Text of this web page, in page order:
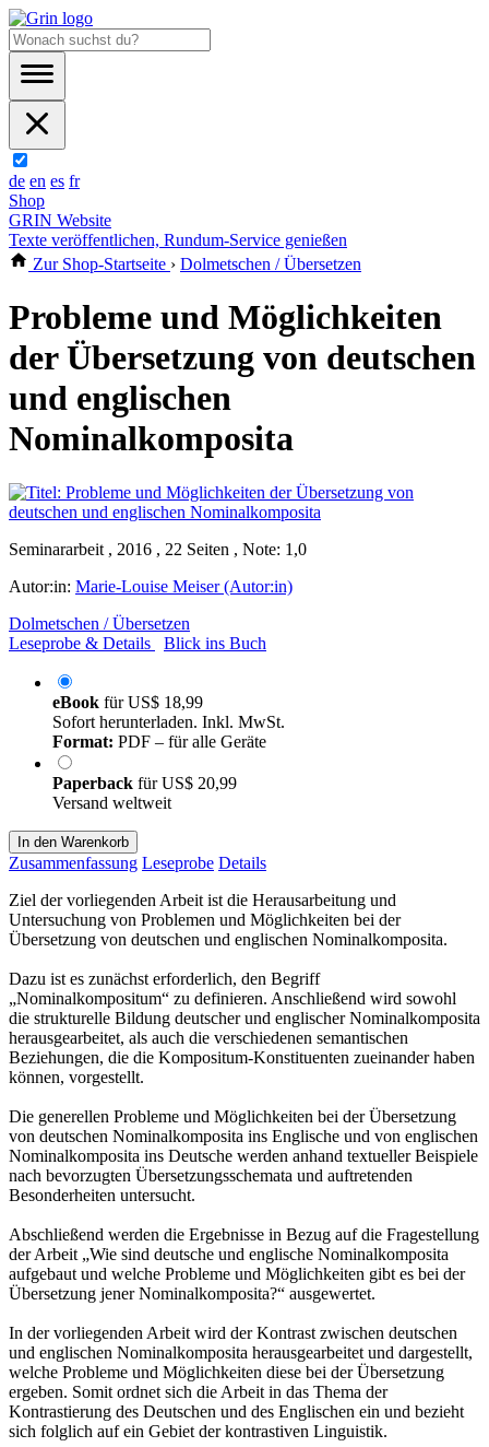
de en es fr
Shop
GRIN Website
Texte veröffentlichen, Rundum-Service genießen
Zur Shop-Startseite › Dolmetschen / Übersetzen
Probleme und Möglichkeiten
der Übersetzung von deutschen
und englischen
Nominalkomposita
Seminararbeit , 2016 , 22 Seiten , Note: 1,0
Autor:in: Marie-Louise Meiser (Autor:in)
Dolmetschen / Übersetzen
Leseprobe & Details
Blick ins Buch
eBook fürUS$ 18,99
Sofort herunterladen. Inkl. MwSt.
Format: PDF – für alle Geräte
Paperback fürUS$ 20,99
Versand weltweit
In den Warenkorb
Zusammenfassung Leseprobe Details
Ziel der vorliegenden Arbeit ist die Herausarbeitung und
Untersuchung von Problemen und Möglichkeiten bei der
Übersetzung von deutschen und englischen Nominalkomposita.
Dazu ist es zunächst erforderlich, den Begriff
„Nominalkompositum“ zu definieren. Anschließend wird sowohl
die strukturelle Bildung deutscher und englischer Nominalkomposita
herausgearbeitet, als auch die verschiedenen semantischen
Beziehungen, die die Kompositum-Konstituenten zueinander haben
können, vorgestellt.
Die generellen Probleme und Möglichkeiten bei der Übersetzung
von deutschen Nominalkomposita ins Englische und von englischen
Nominalkomposita ins Deutsche werden anhand textueller Beispiele
nach bevorzugten Übersetzungsschemata und auftretenden
Besonderheiten untersucht.
Abschließend werden die Ergebnisse in Bezug auf die Fragestellung
der Arbeit „Wie sind deutsche und englische Nominalkomposita
aufgebaut und welche Probleme und Möglichkeiten gibt es bei der
Übersetzung jener Nominalkomposita?“ ausgewertet.
In der vorliegenden Arbeit wird der Kontrast zwischen deutschen
und englischen Nominalkomposita herausgearbeitet und dargestellt,
welche Probleme und Möglichkeiten diese bei der Übersetzung
ergeben. Somit ordnet sich die Arbeit in das Thema der
Kontrastierung des Deutschen und des Englischen ein und bezieht
sich folglich auf ein Gebiet der kontrastiven Linguistik.